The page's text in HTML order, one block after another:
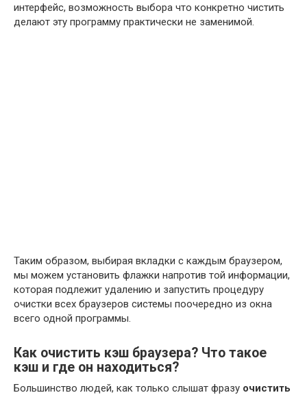
интерфейс, возможность выбора что конкретно чистить
делают эту программу практически не заменимой.
Таким образом, выбирая вкладки с каждым браузером,
мы можем установить флажки напротив той информации,
которая подлежит удалению и запустить процедуру
очистки всех браузеров системы поочередно из окна
всего одной программы.
Как очистить кэш браузера? Что такое
кэш и где он находиться?
Большинство людей, как только слышат фразу очистить